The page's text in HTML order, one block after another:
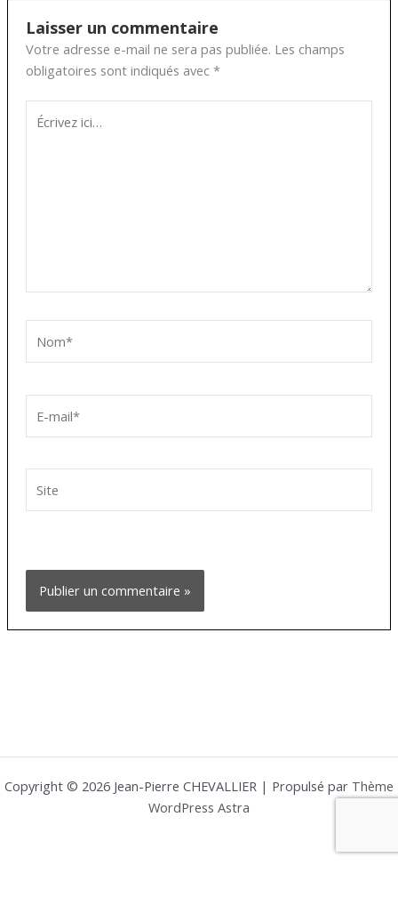
Laisser un commentaire
Votre adresse e-mail ne sera pas publiée. Les champs
obligatoires sont indiqués avec *
ici…
mail*
Copyright © 2026 Jean-Pierre CHEVALLIER | Propulsé par Thème
WordPress Astra